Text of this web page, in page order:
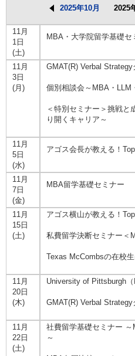
2025年10月 2025
11月
1日
(土)
MBA・大学院留学基礎セ
11月
3日
(月)
GMAT(R) Verbal
個別相談会～MBA・LLM
＜特別セミナー＞挑戦と
り開くキャリア～
11月
5日
(水)
アゴス会長が教える！
11月
7日
(金)
MBA留学基礎セミナー
11月
15日
(土)
アゴス横山が教える！
私費留学決断セミナー＜
Texas McCombsの在校
11月
20日
(木)
University of Pittsburgh
GMAT(R) Verbal
11月
22日
(土)
社費留学基礎セミナー
～